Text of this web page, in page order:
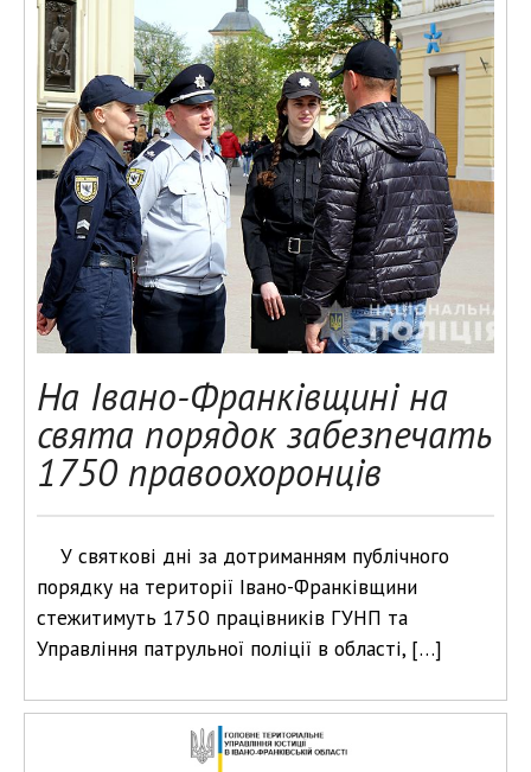
На Івано-Франківщині на
свята порядок забезпечать
1750 правоохоронців
У святкові дні за дотриманням публічного
порядку на території Івано-Франківщини
стежитимуть 1750 працівників ГУНП та
Управління патрульної поліції в області, […]